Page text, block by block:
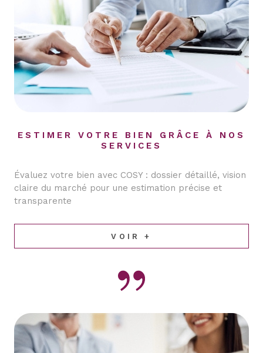
ESTIMER VOTRE BIEN GRÂCE À NOS
SERVICES
Évaluez votre bien avec COSY : dossier détaillé, vision
claire du marché pour une estimation précise et
transparente
VOIR +